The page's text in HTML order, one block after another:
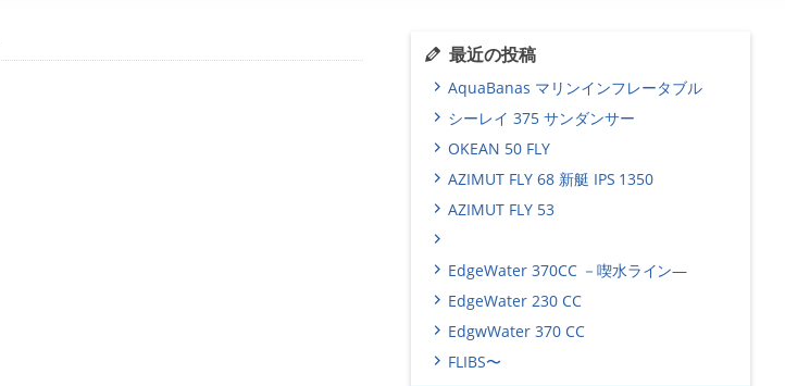
最近の投稿
AquaBanas マリンインフレータブル
シーレイ 375 サンダンサー
OKEAN 50 FLY
AZIMUT FLY 68 新艇 IPS 1350
AZIMUT FLY 53
EdgeWater 370CC －喫水ライン―
EdgeWater 230 CC
EdgwWater 370 CC
FLIBS〜